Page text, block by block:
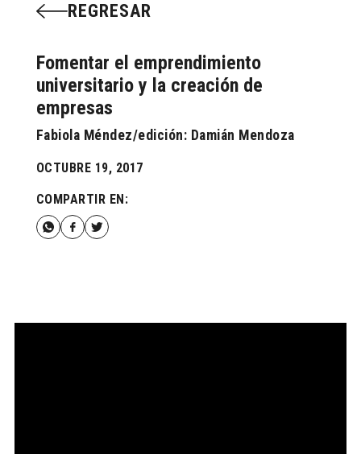
REGRESAR
Fomentar el emprendimiento
universitario y la creación de
empresas
Fabiola Méndez/edición: Damián Mendoza
OCTUBRE 19, 2017
COMPARTIR EN: